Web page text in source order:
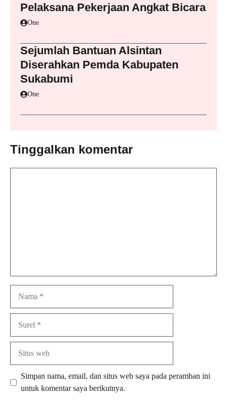
Pelaksana Pekerjaan Angkat Bicara
One
Sejumlah Bantuan Alsintan
Diserahkan Pemda Kabupaten
Sukabumi
One
Tinggalkan komentar
Simpan nama, email, dan situs web saya pada peramban ini
untuk komentar saya berikutnya.